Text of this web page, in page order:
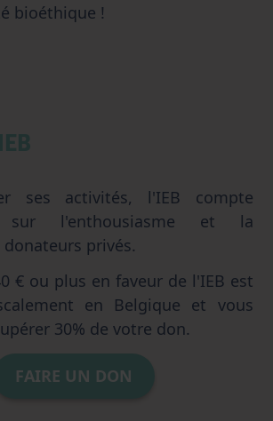
bioéthique !
ses activités, l'IEB compte
sur l'enthousiasme et la
privés.
€ ou plus en faveur de l'IEB est
en Belgique et vous
30% de votre don.
FAIRE UN DON